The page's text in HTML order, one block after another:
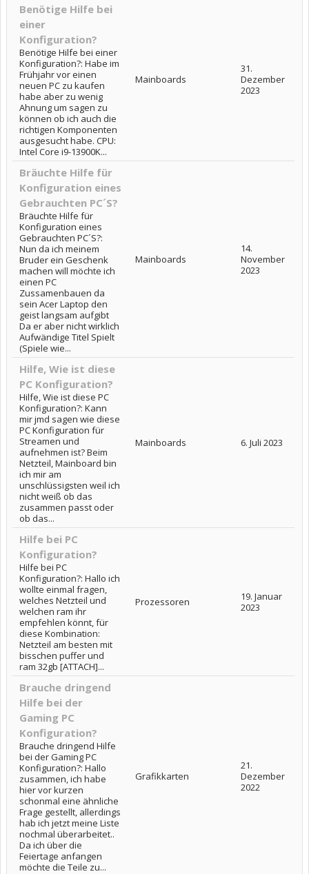
Benötige Hilfe bei
einer
Konfiguration?
Benötige Hilfe bei einer
Konfiguration?: Habe im
Frühjahr vor einen
neuen PC zu kaufen
habe aber zu wenig
Ahnung um sagen zu
können ob ich auch die
richtigen Komponenten
ausgesucht habe. CPU:
Intel Core i9-13900K...
Mainboards
31.
Dezember
2023
Bräuchte Hilfe für
Konfiguration eines
Gebrauchten PC´S?
Bräuchte Hilfe für
Konfiguration eines
Gebrauchten PC´S?:
Nun da ich meinem
Bruder ein Geschenk
machen will möchte ich
einen PC
Zussamenbauen da
sein Acer Laptop den
geist langsam aufgibt
Da er aber nicht wirklich
Aufwändige Titel Spielt
(Spiele wie...
Mainboards
14.
November
2023
Hilfe, Wie ist diese
PC Konfiguration?
Hilfe, Wie ist diese PC
Konfiguration?: Kann
mir jmd sagen wie diese
PC Konfiguration für
Streamen und
aufnehmen ist? Beim
Netzteil, Mainboard bin
ich mir am
unschlüssigsten weil ich
nicht weiß ob das
zusammen passt oder
ob das...
Mainboards 6. Juli 2023
Hilfe bei PC
Konfiguration?
Hilfe bei PC
Konfiguration?: Hallo ich
wollte einmal fragen,
welches Netzteil und
welchen ram ihr
empfehlen könnt, für
diese Kombination:
Netzteil am besten mit
bisschen puffer und
ram 32gb [ATTACH]...
Prozessoren
19. Januar
2023
Brauche dringend
Hilfe bei der
Gaming PC
Konfiguration?
Brauche dringend Hilfe
bei der Gaming PC
Konfiguration?: Hallo
zusammen, ich habe
hier vor kurzen
schonmal eine ähnliche
Frage gestellt, allerdings
hab ich jetzt meine Liste
nochmal überarbeitet..
Da ich über die
Feiertage anfangen
möchte die Teile zu...
Grafikkarten
21.
Dezember
2022